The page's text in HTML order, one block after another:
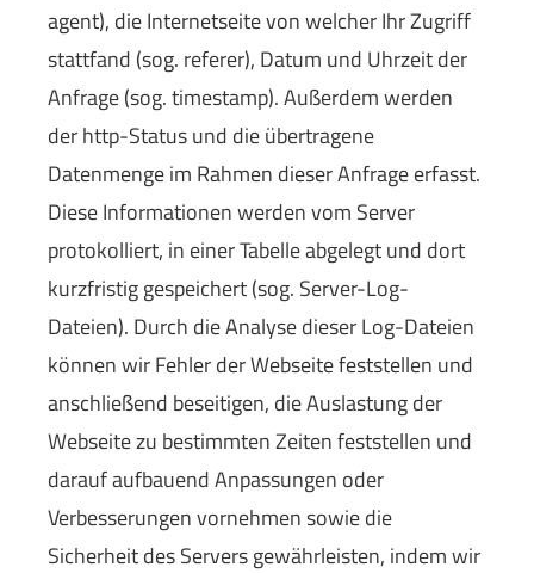
agent), die Internetseite von welcher Ihr Zugriff
stattfand (sog. referer), Datum und Uhrzeit der
Anfrage (sog. timestamp). Außerdem werden
der http-Status und die übertragene
Datenmenge im Rahmen dieser Anfrage erfasst.
Diese Informationen werden vom Server
protokolliert, in einer Tabelle abgelegt und dort
kurzfristig gespeichert (sog. Server-Log-
Dateien). Durch die Analyse dieser Log-Dateien
können wir Fehler der Webseite feststellen und
anschließend beseitigen, die Auslastung der
Webseite zu bestimmten Zeiten feststellen und
darauf aufbauend Anpassungen oder
Verbesserungen vornehmen sowie die
Sicherheit des Servers gewährleisten, indem wir